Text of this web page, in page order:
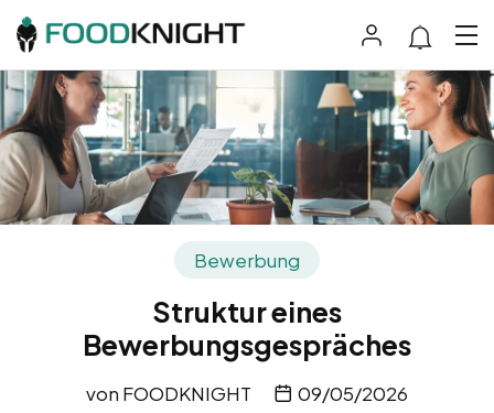
Bewerbung
Struktur eines
Bewerbungsgespräches
von FOODKNIGHT 09/05/2026